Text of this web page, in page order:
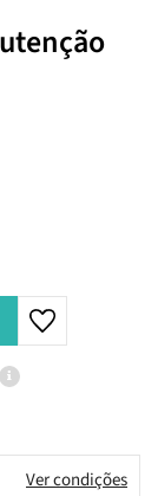
Ver condições